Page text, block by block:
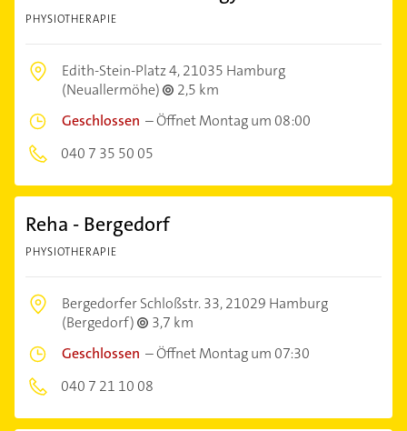
PHYSIOTHERAPIE
Edith-Stein-Platz 4,21035 Hamburg
(Neuallermöhe)
2,5 km
Geschlossen –Öffnet Montag um 08:00
040 7 35 50 05
Reha - Bergedorf
PHYSIOTHERAPIE
Bergedorfer Schloßstr. 33,21029 Hamburg
(Bergedorf)
3,7 km
Geschlossen –Öffnet Montag um 07:30
040 7 21 10 08